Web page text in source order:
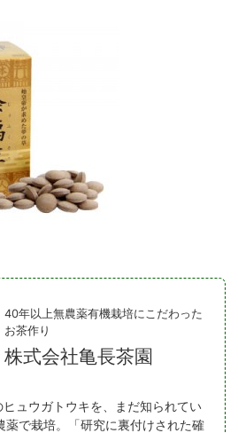
40年以上無農薬有機栽培にこだわった
お茶作り
株式会社亀長茶園
ュウガトウキを、まだ知られてい
薬で栽培。「研究に裏付けされた確